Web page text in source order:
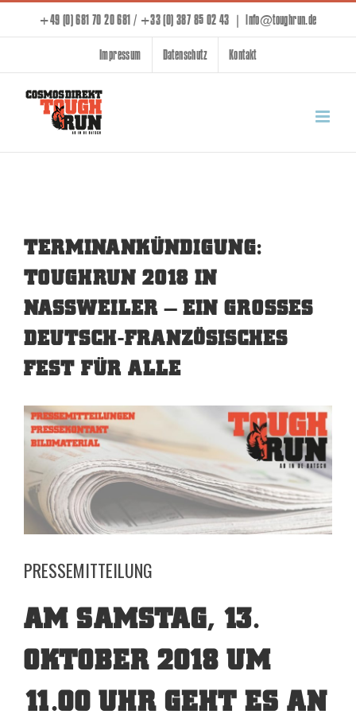
content
+49 (0) 681 70 20 681 / +33 (0) 387 85 02 43 | info@toughrun.de
Impressum Datenschutz Kontakt
TERMINANKÜNDIGUNG:
TOUGHRUN 2018 IN
NASSWEILER – EIN GROSSES DE
UTSCH-FRANZÖSISCHES FE
ST FÜR ALLE
View
Larger
Image
PRESSEMITTEILUNG
AM SAMSTAG, 13.
OKTOBER 2018 UM
11.00 UHR GEHT ES AN